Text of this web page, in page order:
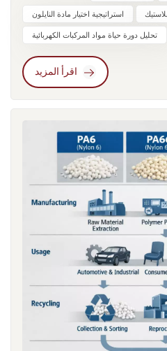
عندما يتم إدخال النايلون المعاد
يُستخلص النايلون المعاد تدويره عادةً
إعادة إدخال المادة في دورة الإنتاج
أهم مزايا النايلون المعاد تدويره
ومع ذلك، لا تزال المخاوف
الدفعات تتطلب التحقق الهندسي
التصنيع أن سعر المواد الخام
النهائية. على سبيل المثال، في
من حيث التكلفة نظرًا لانخفاض سعره
مقارنةً بـ PA66. ومع ذلك، كشفت اختبارات التقادم طويلة المدى أن
الأبعاد عند تعرضه لدرجات حرارة
تشغيل مستمرة تبلغ حوالي 90 درجة مئوية.وللتعويض عن هذا التأثير،
جدار تصميم المكون. وقد أدى هذا
المواد، وتطلب إجراء تعديلات على
تراجعت الميزة السعرية الأولية لـ
استراتيجية اختيار مادة النايلون
تحليل دورة حياة مواد المركبات الكهربائية
اقرأ المزيد